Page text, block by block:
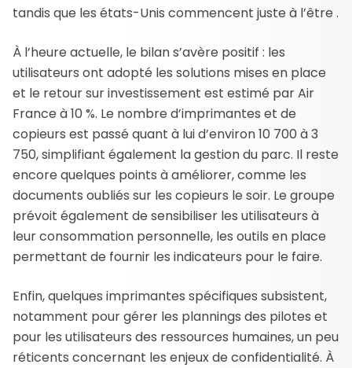
tandis que les états-Unis commencent juste à l’être .
À l’heure actuelle, le bilan s’avère positif : les
utilisateurs ont adopté les solutions mises en place
et le retour sur investissement est estimé par Air
France à 10 %. Le nombre d’imprimantes et de
copieurs est passé quant à lui d’environ 10 700 à 3
750, simplifiant également la gestion du parc. Il reste
encore quelques points à améliorer, comme les
documents oubliés sur les copieurs le soir. Le groupe
prévoit également de sensibiliser les utilisateurs à
leur consommation personnelle, les outils en place
permettant de fournir les indicateurs pour le faire.
Enfin, quelques imprimantes spécifiques subsistent,
notamment pour gérer les plannings des pilotes et
pour les utilisateurs des ressources humaines, un peu
réticents concernant les enjeux de confidentialité. À